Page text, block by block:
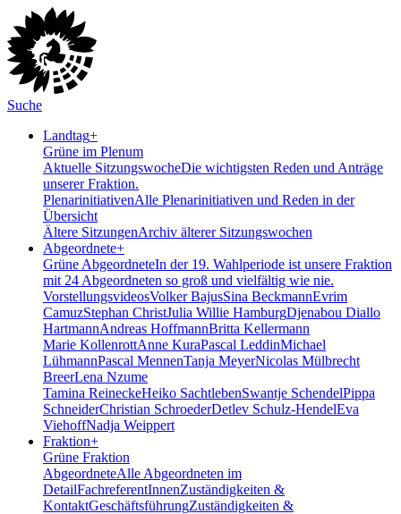
Suche
Landtag+
Grüne im Plenum
Aktuelle SitzungswocheDie wichtigsten Reden und Anträge
unserer Fraktion.
PlenarinitiativenAlle Plenarinitiativen und Reden in der
Übersicht
Ältere SitzungenArchiv älterer Sitzungswochen
Abgeordnete+
Grüne AbgeordneteIn der 19. Wahlperiode ist unsere Fraktion
mit 24 Abgeordneten so groß und vielfältig wie nie.
VorstellungsvideosVolker BajusSina BeckmannEvrim
CamuzStephan ChristJulia Willie HamburgDjenabou Diallo
HartmannAndreas HoffmannBritta Kellermann
Marie KollenrottAnne KuraPascal LeddinMichael
LühmannPascal MennenTanja MeyerNicolas Mülbrecht
BreerLena Nzume
Tamina ReineckeHeiko SachtlebenSwantje SchendelPippa
SchneiderChristian SchroederDetlev Schulz-HendelEva
ViehoffNadja Weippert
Fraktion+
Grüne Fraktion
AbgeordneteAlle Abgeordneten im
DetailFachreferentInnenZuständigkeiten &
KontaktGeschäftsführungZuständigkeiten &